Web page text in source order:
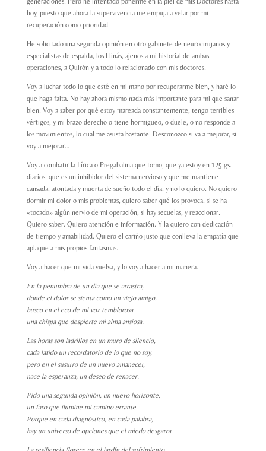
hoy, puesto que ahora la supervivencia me empuja a velar por mi
recuperación como prioridad.
He solicitado una segunda opinión en otro gabinete de neurocirujanos y
especialistas de espalda, los Llinás, ajenos a mi historial de ambas
operaciones, a Quirón y a todo lo relacionado con mis doctores.
Voy a luchar todo lo que esté en mi mano por recuperarme bien, y haré lo
que haga falta. No hay ahora mismo nada más importante para mi que sanar
bien. Voy a saber por qué estoy mareada constantemente, tengo terribles
vértigos, y mi brazo derecho o tiene hormigueo, o duele, o no responde a
los movimientos, lo cual me asusta bastante. Desconozco si va a mejorar, si
voy a mejorar…
Voy a combatir la Lírica o Pregabalina que tomo, que ya estoy en 125 gs.
diarios, que es un inhibidor del sistema nervioso y que me mantiene
cansada, atontada y muerta de sueño todo el día, y no lo quiero. No quiero
dormir mi dolor o mis problemas, quiero saber qué los provoca, si se ha
«tocado» algún nervio de mi operación, si hay secuelas, y reaccionar.
Quiero saber. Quiero atención e información. Y la quiero con dedicación
de tiempo y amabilidad. Quiero el cariño justo que conlleva la empatía que
aplaque a mis propios fantasmas.
Voy a hacer que mi vida vuelva, y lo voy a hacer a mi manera.
En la penumbra de un día que se arrastra,
donde el dolor se sienta como un viejo amigo,
busco en el eco de mi voz temblorosa
una chispa que despierte mi alma ansiosa.
Las horas son ladrillos en un muro de silencio,
cada latido un recordatorio de lo que no soy,
pero en el susurro de un nuevo amanecer,
nace la esperanza, un deseo de renacer.
Pido una segunda opinión, un nuevo horizonte,
un faro que ilumine mi camino errante.
Porque en cada diagnóstico, en cada palabra,
hay un universo de opciones que el miedo desgarra.